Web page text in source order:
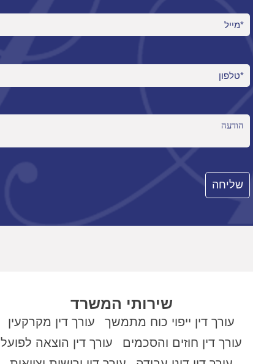
שירותי המשרד
עורך דין ייפוי כוח מתמשך
עורך דין מקרקעין
עורך דין חוזים והסכמים
עורך דין הוצאה לפועל